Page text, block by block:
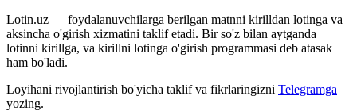
Lotin.uz — foydalanuvchilarga berilgan matnni kirilldan lotinga va
aksincha o'girish xizmatini taklif etadi. Bir so'z bilan aytganda
lotinni kirillga, va kirillni lotinga o'girish programmasi deb atasak
ham bo'ladi.
Loyihani rivojlantirish bo'yicha taklif va fikrlaringizni Telegramga
yozing.